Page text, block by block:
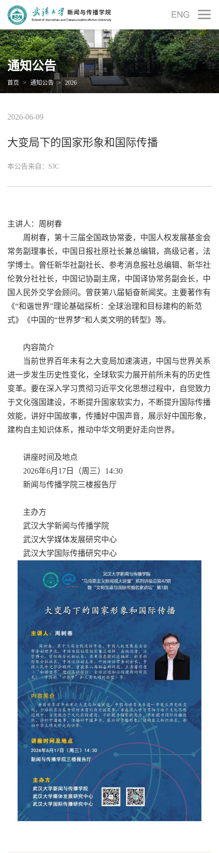
通知公告
首页 > 通知公告 > 2026
2026-06-09
大变局下的国家形象和国际传播
本公告来自：SJC
主讲人：周树春
周树春，第十三届全国政协常委，中国人权发展基金会
常务副理事长，中国日报社原社长兼总编辑，高级记者，法
学博士。曾任新华社副社长、参考消息报社总编辑、新华社
伦敦分社社长，中国记协副主席，中国译协常务副会长，中
国人民外交学会顾问。曾获第八届韬奋新闻奖。主要著作有
《“和谐世界”理论基础探析：全球治理和目标建构的新范
式》《中国的“世界梦”和人类文明的转型》等。
内容简介
当前世界百年未有之大变局加速演进，中国与世界关系
进一步发生历史性变化，全球软实力展开前所未有的历史性
变革。要在深入学习贯彻习近平文化思想过程中，自觉致力
于文化强国建设，不断提升国家软实力，不断提升国际传播
效能，讲好中国故事，传播好中国声音，展示好中国形象，
建构自主知识体系，推动中华文明更好走向世界。
讲座时间及地点
2026年6月17日（周三）14:30
新闻与传播学院三楼报告厅
主办方
武汉大学新闻与传播学院
武汉大学媒体发展研究中心
武汉大学国际传播研究中心